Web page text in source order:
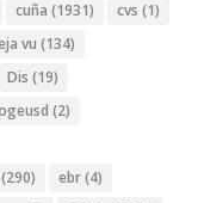
cuña (1931) cvs (1)
vu (134)
Dis (19)
(2)
(290) ebr(4)